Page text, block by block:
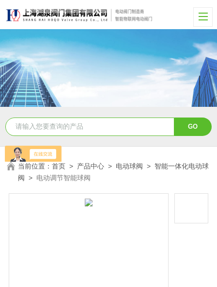
当前位置：首页 > 产品中心 > 电动球阀 > 智能一体化电动球
阀 > 电动调节智能球阀